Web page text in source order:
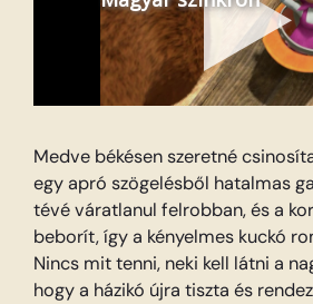
Medve békésen szeretné
egy apró szögelésből hatalmas
tévé váratlanul felrobban, és a
beborít, így a kényelmes kuckó
Nincs mit tenni, neki kell látni a
hogy a házikó újra tiszta és